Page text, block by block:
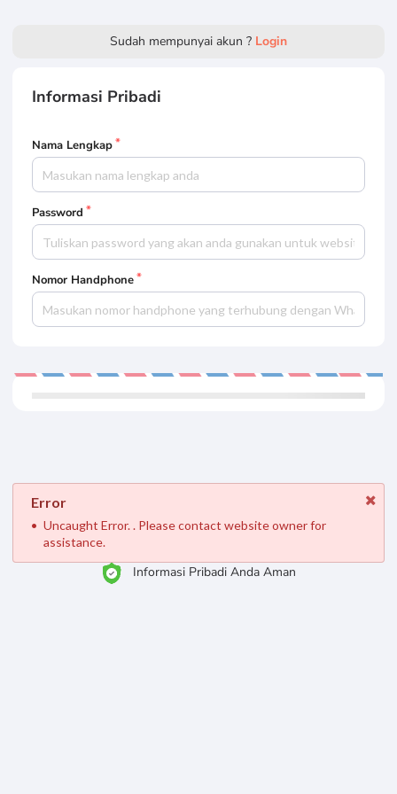
Sudah mempunyai akun ? Login
Informasi Pribadi
Nama Lengkap
Password
Nomor Handphone
Error
Uncaught Error. . Please contact website owner for
assistance.
Informasi Pribadi Anda Aman